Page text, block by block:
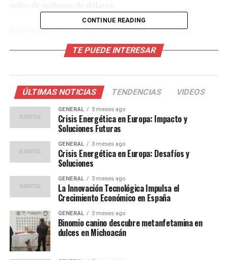
Impacto Económico y Social
El cambio climático no solo está alterando el clima, sino
pérdidas económicas anuales debido a desastres
naturales relacionados con el clima podrían ascender al
2% del PIB regional para 2050 si no se toman medidas
urgentes. Las industrias agrícolas y pesqueras, que son
vitales para la economía de muchos países
latinoamericanos, están entre las más afectadas.
En una entrevista, María Rodríguez, experta en
economía ambiental de la Universidad Nacional
Autónoma de México, comentó:
“La agricultura, que
representa una gran parte
del empleo en la región,
CONTINUE READING
TE PUEDE INTERESAR
ÚLTIMAS NOTICIAS TENDENCIAS VIDEOS
GENERAL 3 meses ago
Crisis Energética en Europa: Impacto y
Soluciones Futuras
GENERAL 3 meses ago
Crisis Energética en Europa: Desafíos y
Soluciones
GENERAL 3 meses ago
La Innovación Tecnológica Impulsa el
Crecimiento Económico en España
GENERAL 3 meses ago
Binomio canino descubre metanfetamina en
dulces en Michoacán